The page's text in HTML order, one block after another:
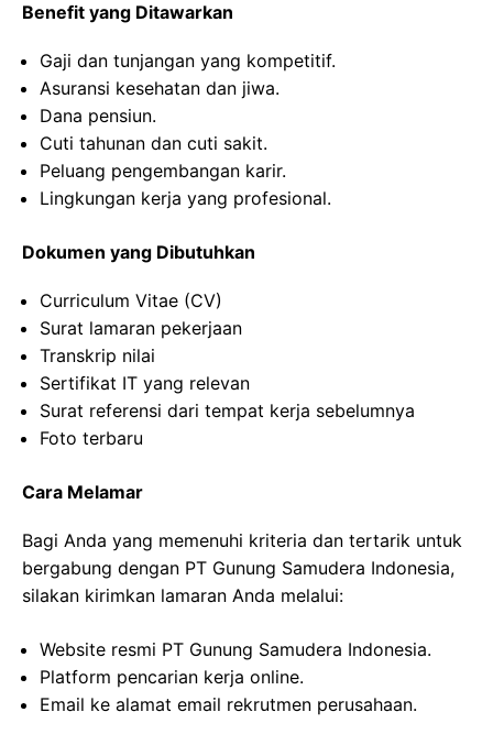
Benefit yang Ditawarkan
Gaji dan tunjangan yang kompetitif.
Asuransi kesehatan dan jiwa.
Dana pensiun.
Cuti tahunan dan cuti sakit.
Peluang pengembangan karir.
Lingkungan kerja yang profesional.
Dokumen yang Dibutuhkan
Curriculum Vitae (CV)
Surat lamaran pekerjaan
Transkrip nilai
Sertifikat IT yang relevan
Surat referensi dari tempat kerja sebelumnya
Foto terbaru
Cara Melamar
Bagi Anda yang memenuhi kriteria dan tertarik untuk
bergabung dengan PT Gunung Samudera Indonesia,
silakan kirimkan lamaran Anda melalui:
Website resmi PT Gunung Samudera Indonesia.
Platform pencarian kerja online.
Email ke alamat email rekrutmen perusahaan.